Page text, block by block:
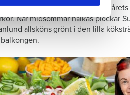
örter, krispig sallad och
När midsommar nalkas plockar
allsköns grönt i den lilla